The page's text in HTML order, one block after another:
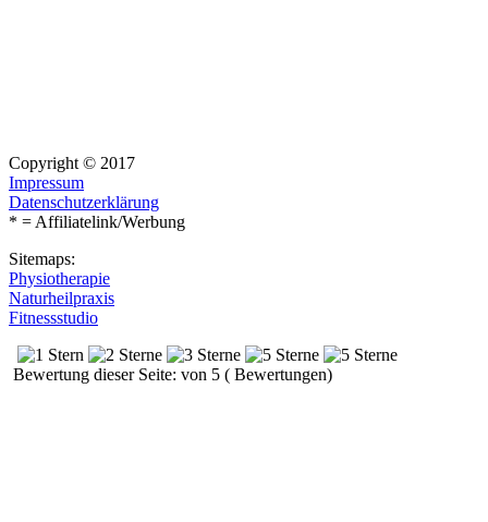
Copyright © 2017
Impressum
Datenschutzerklärung
* = Affiliatelink/Werbung
Sitemaps:
Physiotherapie
Naturheilpraxis
Fitnessstudio
Bewertung dieser Seite: von 5 ( Bewertungen)